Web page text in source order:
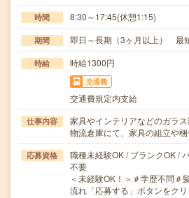
時間 8:30～17:45(休憩1:15)
期間 即日～長期（3ヶ月以上） 最
時給 時給1300円
交通費
交通費規定内支給
仕事内容
家具やインテリアなどのガラ
物流倉庫にて、家具の組立や
応募資格
職種未経験OK / ブランクOK /
不要
＜未経験OK！＞＃学歴不問＃
流れ「応募する」ボタンをク